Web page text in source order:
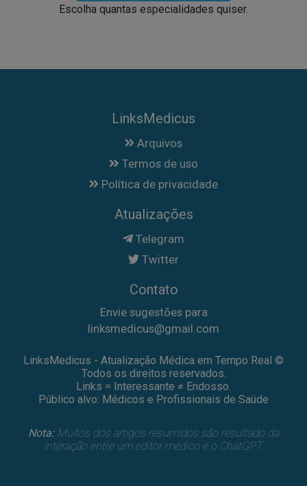
Escolha quantas especialidades quiser.
LinksMedicus
Arquivos
Termos de uso
Política de privacidade
Atualizações
Telegram
Twitter
Contato
Envie sugestões para
linksmedicus@gmail.com
LinksMedicus - Atualização Médica em Tempo Real ©
Todos os direitos reservados.
Links = Interessante ≠ Endosso.
Público alvo: Médicos e Profissionais de Saúde
Nota:Muitos dos artigos resumidos são resultado da
interação entre um editor médico e o ChatGPT.